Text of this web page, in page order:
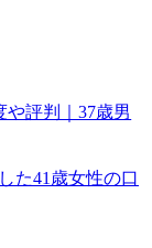
や評判｜37歳男
た41歳女性の口